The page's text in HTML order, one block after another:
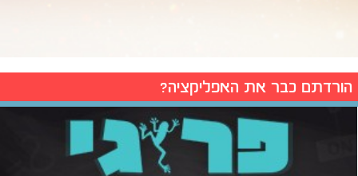
הורדתם כבר את האפליקציה?